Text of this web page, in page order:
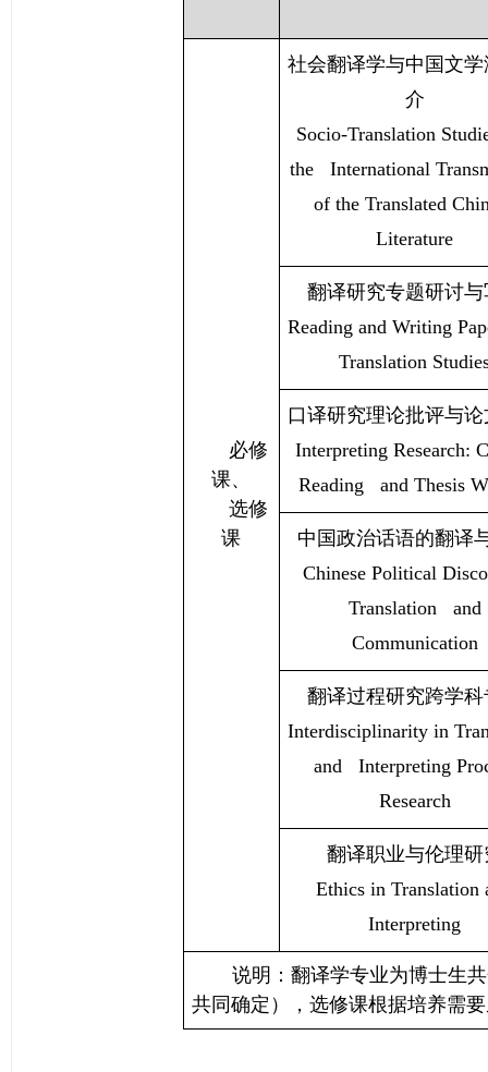
必修
课、
选修
课
社会翻译学与中国文学
介
Socio-Translation
the International
of the Translated
Literature
翻译研究专题研讨与
Reading and Writing
Translation
口译研究理论批评与
Interpreting Research:
Reading and Thesis
中国政治话语的翻译
Chinese Political
Translation and
Communication
翻译过程研究跨学科
Interdisciplinarity in
and Interpreting
Research
翻译职业与伦理研
Ethics in Translation
Interpreting
说明：翻译学专业为博士生
共同确定），选修课根据培养需